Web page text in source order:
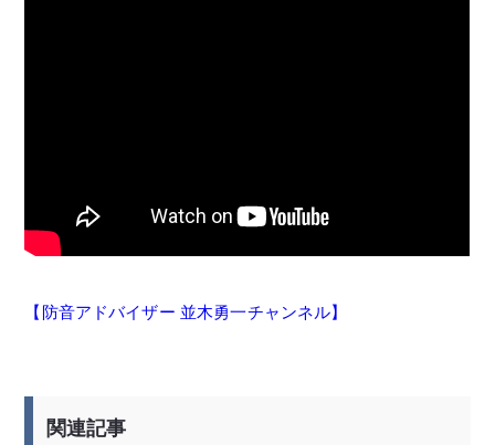
【防音アドバイザー 並木勇一チャンネル】
関連記事